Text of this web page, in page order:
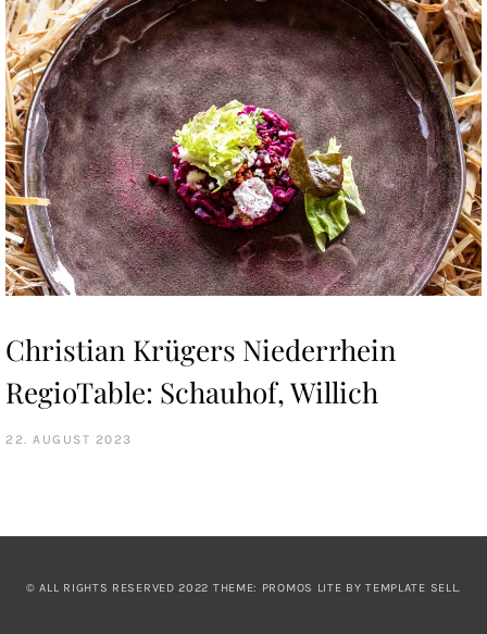
Christian Krügers Niederrhein
RegioTable: Schauhof, Willich
22. AUGUST 2023
© ALL RIGHTS RESERVED 2022 THEME: PROMOS LITE BYTEMPLATE SELL.